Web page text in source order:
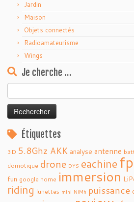
Jardin
Maison
Objets connectés
Radioamateurisme
Wings
Je cherche …
Étiquettes
3D 5.8Ghz AKK analyse antenne
domotique drone DYS eachine
fun google home immersion
riding lunettes mini NiMh puissance